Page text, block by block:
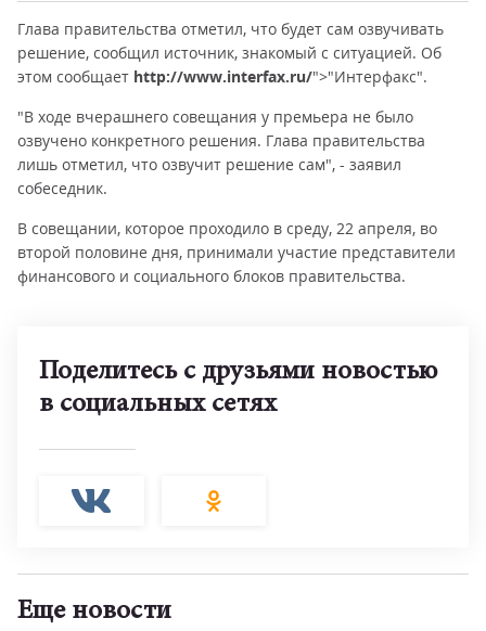
Глава правительства отметил, что будет сам озвучивать
решение, сообщил источник, знакомый с ситуацией. Об
этом сообщает http://www.interfax.ru/">"Интерфакс".
"В ходе вчерашнего совещания у премьера не было
озвучено конкретного решения. Глава правительства
лишь отметил, что озвучит решение сам", - заявил
собеседник.
В совещании, которое проходило в среду, 22 апреля, во
второй половине дня, принимали участие представители
финансового и социального блоков правительства.
Поделитесь с друзьями новостью
в социальных сетях
Еще новости